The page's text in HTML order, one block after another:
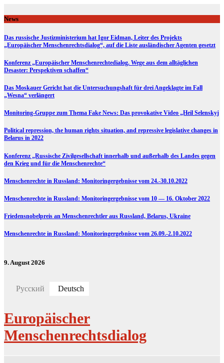
to
content
News
Das russische Justizministerium hat Igor Eidman, Leiter des Projekts
„Europäischer Menschenrechtsdialog“, auf die Liste ausländischer Agenten gesetzt
Konferenz „Europäischer Menschenrechtedialog. Wege aus dem alltäglichen
Desaster: Perspektiven schaffen“
Das Moskauer Gericht hat die Untersuchungshaft für drei Angeklagte im Fall
„Wesna“ verlängert
Monitoring-Gruppe zum Thema Fake News: Das provokative Video „Heil Selenskyj
Political repression, the human rights situation, and repressive legislative changes in
Belarus in 2022
Konferenz „Russische Zivilgesellschaft innerhalb und außerhalb des Landes gegen
den Krieg und für die Menschenrechte“
Menschenrechte in Russland: Monitoringergebnisse vom 24.-30.10.2022
Menschenrechte in Russland: Monitoringergebnisse vom 10 — 16. Oktober 2022
Friedensnobelpreis an Menschenrechtler aus Russland, Belarus, Ukraine
Menschenrechte in Russland: Monitoringergebnisse vom 26.09.-2.10.2022
9. August 2026
Русский Deutsch
Europäischer
Menschenrechtsdialog